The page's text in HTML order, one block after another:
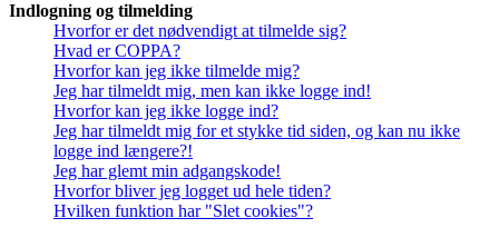
Indlogning og tilmelding
Hvorfor er det nødvendigt at tilmelde sig?
Hvad er COPPA?
Hvorfor kan jeg ikke tilmelde mig?
Jeg har tilmeldt mig, men kan ikke logge ind!
Hvorfor kan jeg ikke logge ind?
Jeg har tilmeldt mig for et stykke tid siden, og kan nu ikke
logge ind længere?!
Jeg har glemt min adgangskode!
Hvorfor bliver jeg logget ud hele tiden?
Hvilken funktion har "Slet cookies"?